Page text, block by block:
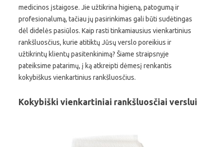
medicinos įstaigose. Jie užtikrina higieną, patogumą ir
profesionalumą, tačiau jų pasirinkimas gali būti sudėtingas
dėl didelės pasiūlos. Kaip rasti tinkamiausius vienkartinius
rankšluosčius, kurie atitiktų Jūsų verslo poreikius ir
užtikrintų klientų pasitenkinimą? Šiame straipsnyje
pateiksime patarimų, į ką atkreipti dėmesį renkantis
kokybiškus vienkartinius rankšluosčius.
Kokybiški vienkartiniai rankšluosčiai verslui